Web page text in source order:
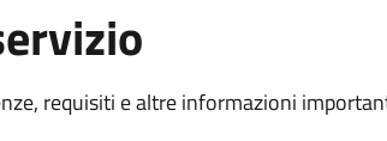
requisiti e altre informazioni